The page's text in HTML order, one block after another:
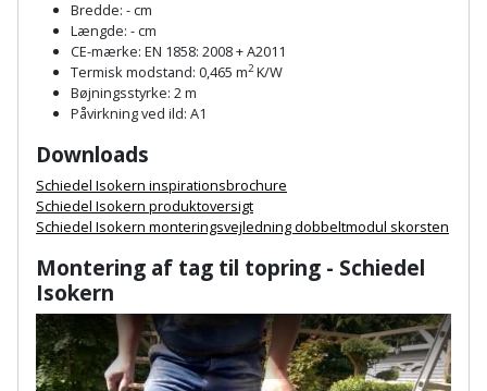
tagplader
Terrassebrædder
Terrasseopklodsning
Tråd
til
Træ
Vinduer
Profilsaks
Renseservietter
og
wipes
Sækkelukker
Saks
Kantlimer
Kantlimertilbehør
Kap-
og
geringssav
Kerneboremaskine
Klammepistol
Klippeværktøj
Kombokit
Hylder
Jagt
Jul
Kaffe
Klæbesøm
Køkkenudstyr
Bredde: - cm
Længde: - cm
CE-mærke: EN 1858: 2008 + A2011
Termisk modstand: 0,465 m2K/W
Bøjningsstyrke: 2 m
Påvirkning ved ild: A1
Downloads
Schiedel Isokern inspirationsbrochure
Schiedel Isokern produktoversigt
Schiedel Isokern monteringsvejledning dobbeltmodul skorsten
Montering af tag til topring - Schiedel
Isokern